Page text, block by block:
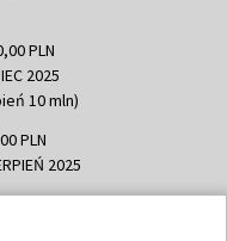
PLN
2025
10 mln)
PLN
2025
PLN